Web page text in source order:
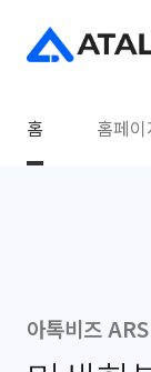
홈 홈페이
아톡비즈 ARS